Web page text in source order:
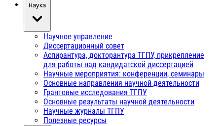
Наука
Научное управление
Диссертационный совет
Аспирантура, докторантура ТГПУ, прикрепление
для работы над кандидатской диссертацией
Научные мероприятия: конференции, семинары
Основные направления научной деятельности
Грантовые исследования ТГПУ
Основные результаты научной деятельности
Научные журналы ТГПУ
Полезные ресурсы